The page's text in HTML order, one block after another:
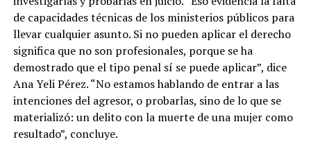
de capacidades técnicas de los ministerios públicos para
llevar cualquier asunto. Si no pueden aplicar el derecho
significa que no son profesionales, porque se ha
demostrado que el tipo penal sí se puede aplicar”, dice
Ana Yeli Pérez. “No estamos hablando de entrar a las
intenciones del agresor, o probarlas, sino de lo que se
materializó: un delito con la muerte de una mujer como
resultado”, concluye.